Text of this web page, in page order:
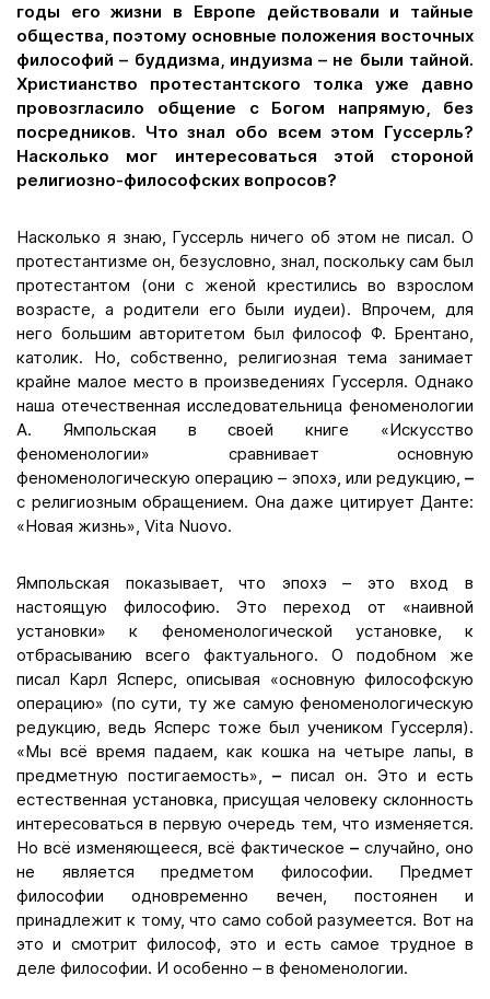
годы его жизни в Европе действовали и тайные
общества, поэтому основные положения восточных
философий – буддизма, индуизма – не были тайной.
Христианство протестантского толка уже давно
провозгласило общение с Богом напрямую, без
посредников. Что знал обо всем этом Гуссерль?
Насколько мог интересоваться этой стороной
религиозно-философских вопросов?
Насколько я знаю, Гуссерль ничего об этом не писал. О
протестантизме он, безусловно, знал, поскольку сам был
протестантом (они с женой крестились во взрослом
возрасте, а родители его были иудеи). Впрочем, для
него большим авторитетом был философ Ф. Брентано,
католик. Но, собственно, религиозная тема занимает
крайне малое место в произведениях Гуссерля. Однако
наша отечественная исследовательница феноменологии
А. Ямпольская в своей книге «Искусство
феноменологии» сравнивает основную
феноменологическую операцию – эпохэ, или редукцию, –
с религиозным обращением. Она даже цитирует Данте:
«Новая жизнь», Vita Nuovo.
Ямпольская показывает, что эпохэ – это вход в
настоящую философию. Это переход от «наивной
установки» к феноменологической установке, к
отбрасыванию всего фактуального. О подобном же
писал Карл Ясперс, описывая «основную философскую
операцию» (по сути, ту же самую феноменологическую
редукцию, ведь Ясперс тоже был учеником Гуссерля).
«Мы всё время падаем, как кошка на четыре лапы, в
предметную постигаемость», – писал он. Это и есть
естественная установка, присущая человеку склонность
интересоваться в первую очередь тем, что изменяется.
Но всё изменяющееся, всё фактическое – случайно, оно
не является предметом философии. Предмет
философии одновременно вечен, постоянен и
принадлежит к тому, что само собой разумеется. Вот на
это и смотрит философ, это и есть самое трудное в
деле философии. И особенно – в феноменологии.